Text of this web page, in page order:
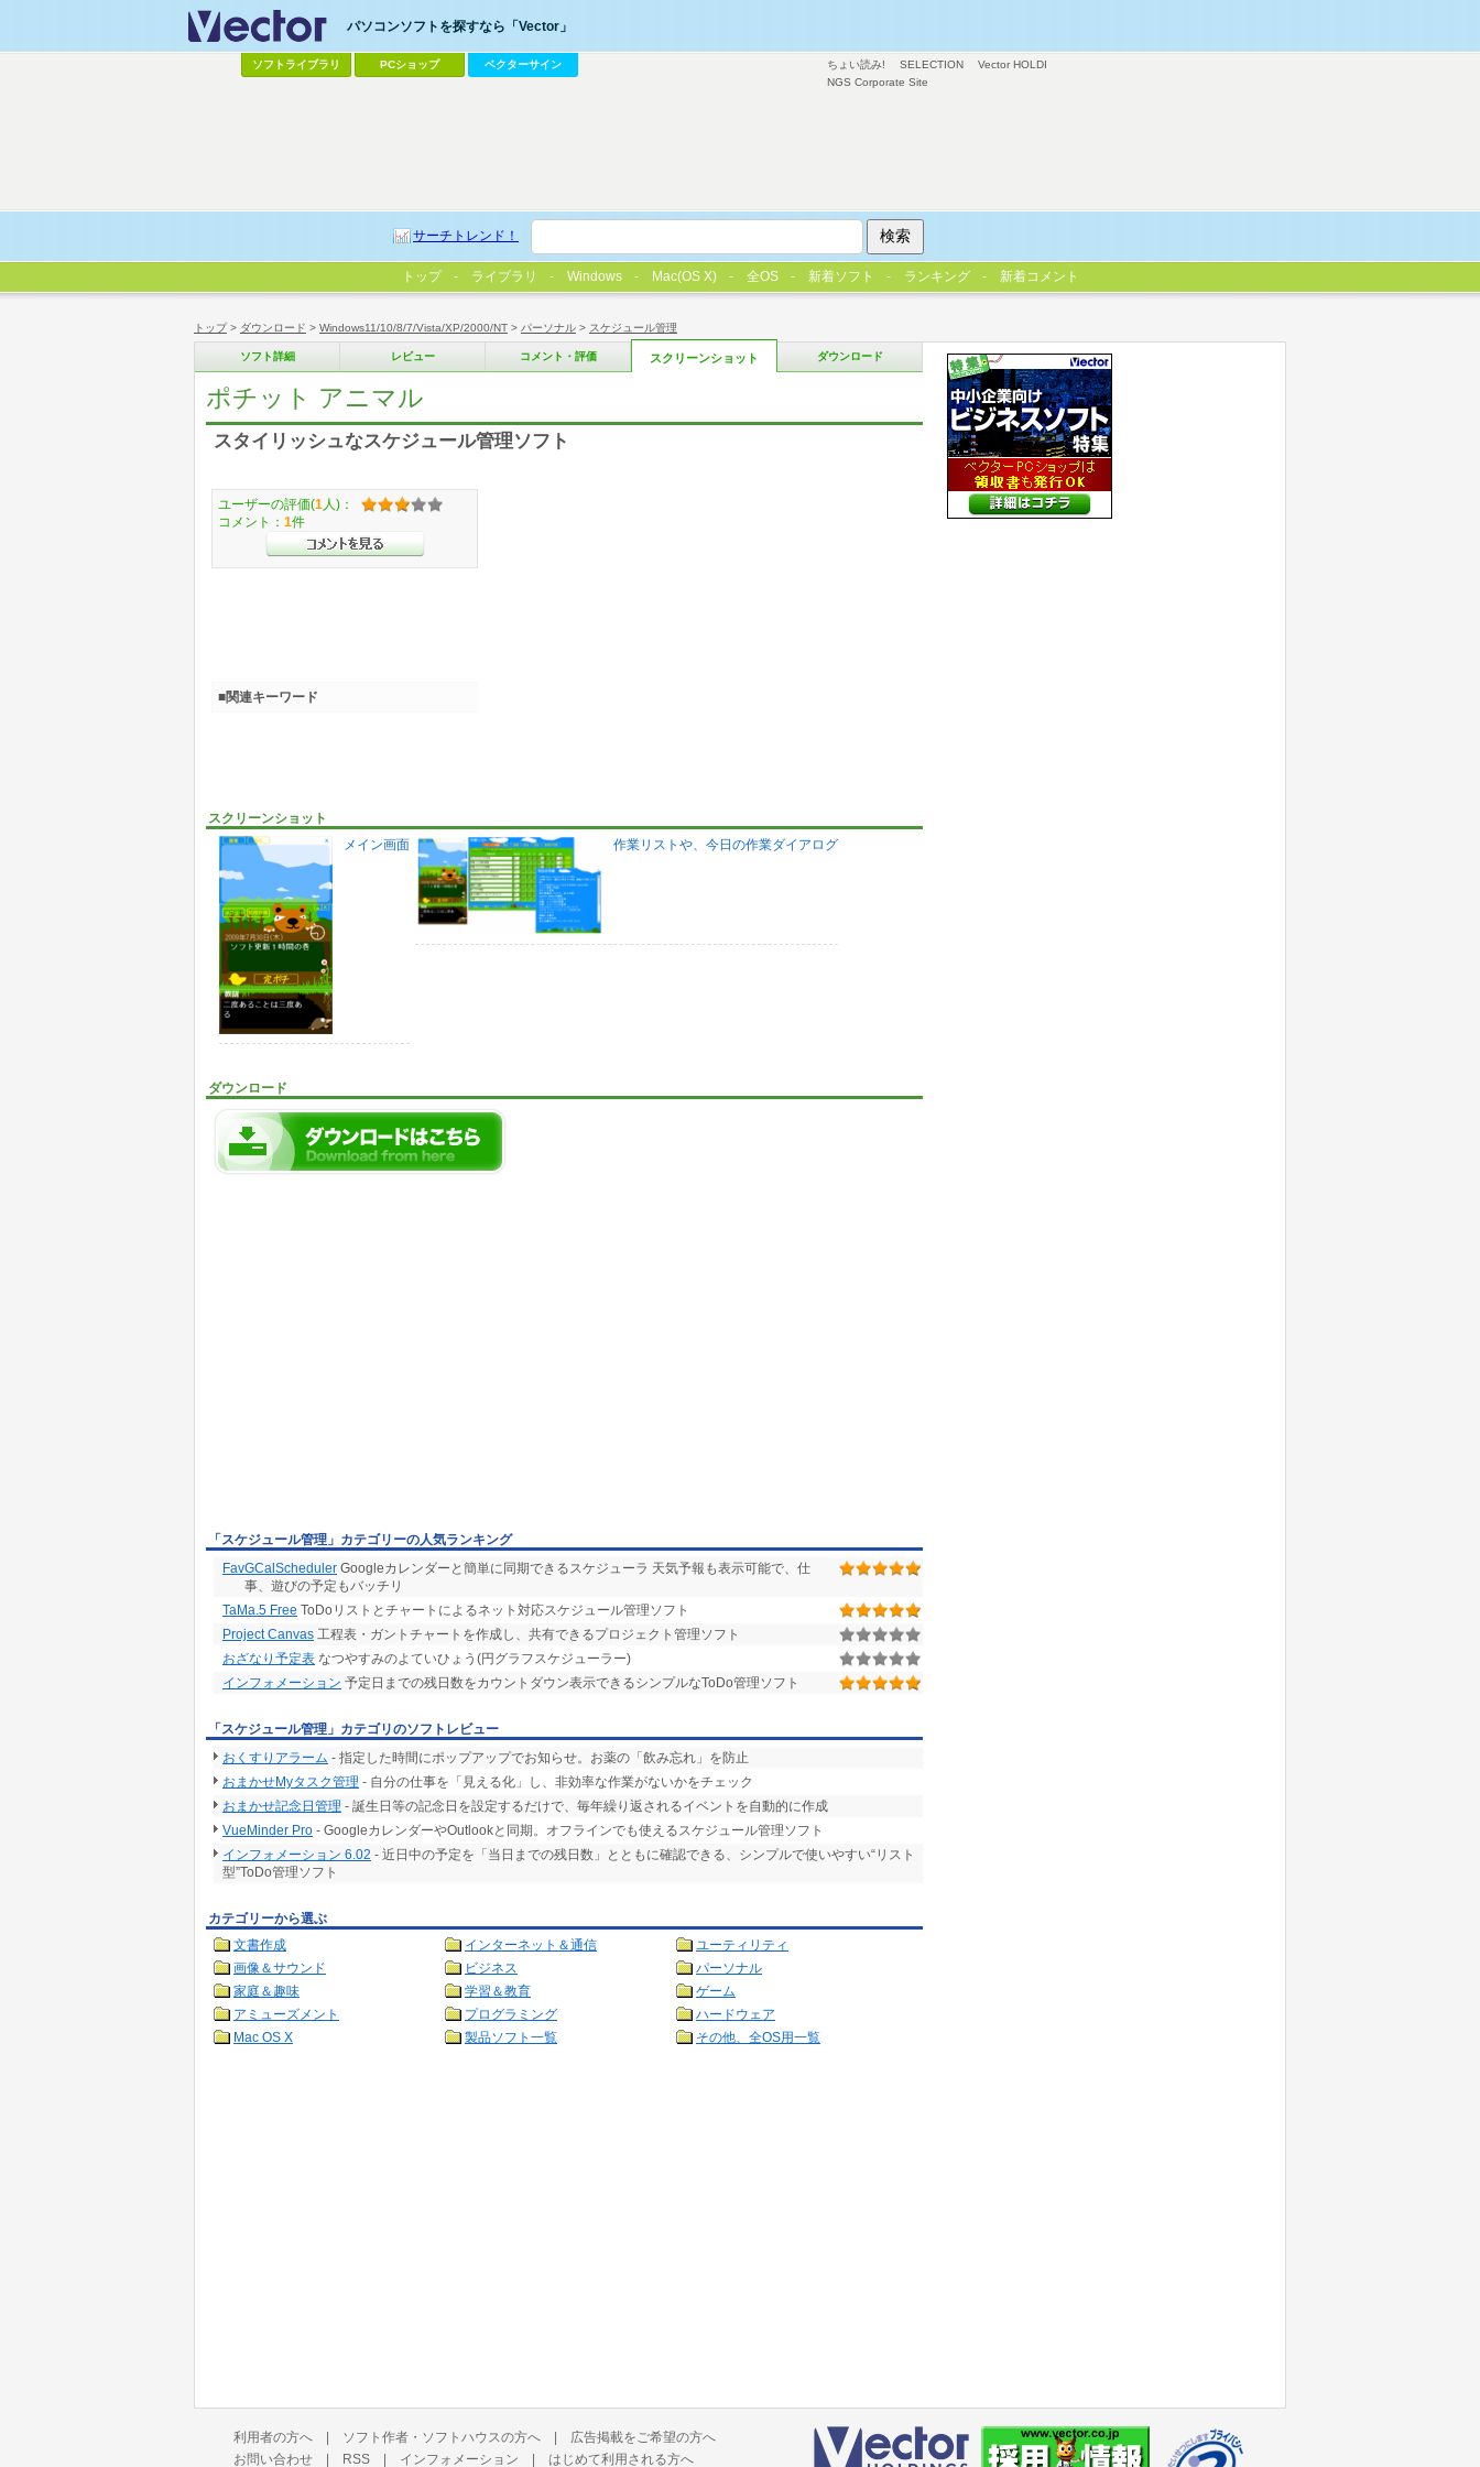
トップ> ダウンロード > Windows11/10/8/7/Vista/XP/2000/NT > パーソナル > スケジュール管理
ソフト詳細 レビュー コメント・評価 スクリーンショット ダウンロード
ポチット アニマル
スタイリッシュなスケジュール管理ソフト
スクリーンショット
メイン画面
作業リストや、今日の作業ダイアログ
ダウンロード
ユーザーの評価(1 人)：
コメント： 1件
■関連キーワード
「スケジュール管理」カテゴリーの人気ランキング
FavGCalScheduler Googleカレンダーと簡単に同期できるスケジューラ 天気予報も表示可能で、仕
事、遊びの予定もバッチリ
TaMa.5 Free ToDoリストとチャートによるネット対応スケジュール管理ソフト
Project Canvas 工程表・ガントチャートを作成し、共有できるプロジェクト管理ソフト
おざなり予定表 なつやすみのよていひょう(円グラフスケジューラー)
インフォメーション 予定日までの残日数をカウントダウン表示できるシンプルなToDo管理ソフト
「スケジュール管理」カテゴリのソフトレビュー
おくすりアラーム - 指定した時間にポップアップでお知らせ。お薬の「飲み忘れ」を防止
おまかせMyタスク管理 - 自分の仕事を「見える化」し、非効率な作業がないかをチェック
おまかせ記念日管理 - 誕生日等の記念日を設定するだけで、毎年繰り返されるイベントを自動的に作成
VueMinder Pro - GoogleカレンダーやOutlookと同期。オフラインでも使えるスケジュール管理ソフト
インフォメーション 6.02 - 近日中の予定を「当日までの残日数」とともに確認できる、シンプルで使いやすい“リスト
型”ToDo管理ソフト
カテゴリーから選ぶ
文書作成
インターネット＆通信
ユーティリティ
画像＆サウンド
ビジネス
パーソナル
家庭＆趣味
学習＆教育
ゲーム
アミューズメント
プログラミング
ハードウェア
Mac OS X
製品ソフト一覧 その他、全OS用一覧
ちょい読み! SELECTION
Vector HOLDI
NGS Corporate Site
パソコンソフトを探すなら「Vector」
ソフトライブラリ PCショップ ベクターサイン
サーチトレンド！
トップ ライブラリ Windows Mac(OS X) 全OS 新着ソフト ランキング 新着コメント
利用者の方へ | ソフト作者・ソフトハウスの方へ | 広告掲載をご希望の方へ
お問い合わせ | RSS | インフォメーション | はじめて利用される方へ